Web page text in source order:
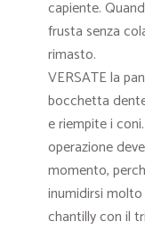
capiente.
frusta senza
rimasto.
VERSATE la
bocchetta
e riempite i
operazione
momento,
inumidirsi
chantilly con il